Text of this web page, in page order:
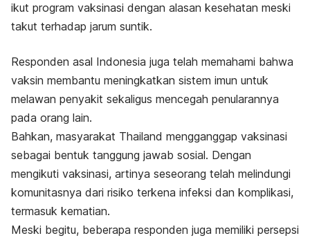
ikut program vaksinasi dengan alasan kesehatan meski
takut terhadap jarum suntik.
Responden asal Indonesia juga telah memahami bahwa
vaksin membantu meningkatkan sistem imun untuk
melawan penyakit sekaligus mencegah penularannya
pada orang lain.
Bahkan, masyarakat Thailand mengganggap vaksinasi
sebagai bentuk tanggung jawab sosial. Dengan
mengikuti vaksinasi, artinya seseorang telah melindungi
komunitasnya dari risiko terkena infeksi dan komplikasi,
termasuk kematian.
Meski begitu, beberapa responden juga memiliki persepsi